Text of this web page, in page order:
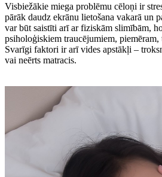
Visbiežākie miega problēmu cēloņi ir
pārāk daudz ekrānu lietošana vakarā un
var būt saistīti arī ar fiziskām slimībām,
psiholoģiskiem traucējumiem,
Svarīgi faktori ir arī vides apstākļi –
vai neērts matracis.